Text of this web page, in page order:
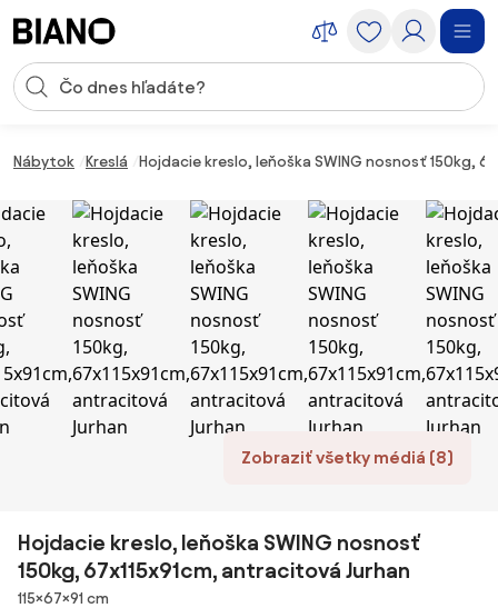
Vstup pre vyhľadávanie
Nábytok Kreslá Hojdacie kreslo, leňoška SWING nosnosť 150kg,
Zobraziť všetky médiá (8)
Hojdacie kreslo, leňoška SWING nosnosť
150kg, 67x115x91cm, antracitová Jurhan
Rozmery
115×67×91 cm